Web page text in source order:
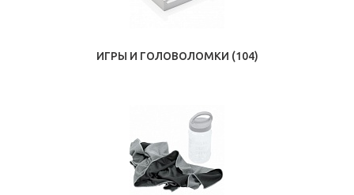
ИГРЫ И ГОЛОВОЛОМКИ (104)